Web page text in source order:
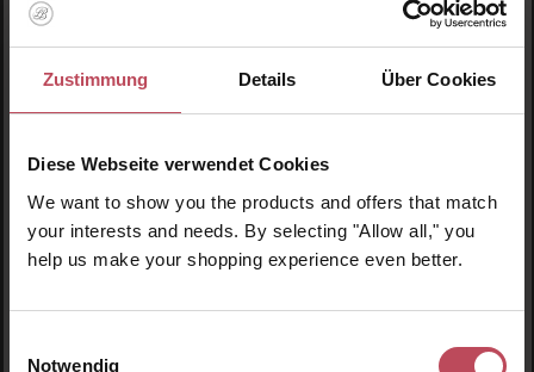
Zustimmung Details Über Cookies
Diese Webseite verwendet Cookies
We want to show you the products and offers that match
your interests and needs. By selecting "Allow all," you
help us make your shopping experience even better.
Notwendig
Pflanzenstoffe, feuchtigkeitsspendende natürliche Öle und
wunderschöne Bräune und gleichzeitig ein einzigartiges
Hautpflegeerlebnis. Alle Produkte sind frei von Parabenen und
enthalten 100% natürliches DHA – ideal für Veganer und
Genieße eine gesunde Bräune ohne Kompromisse mit
MineTan!